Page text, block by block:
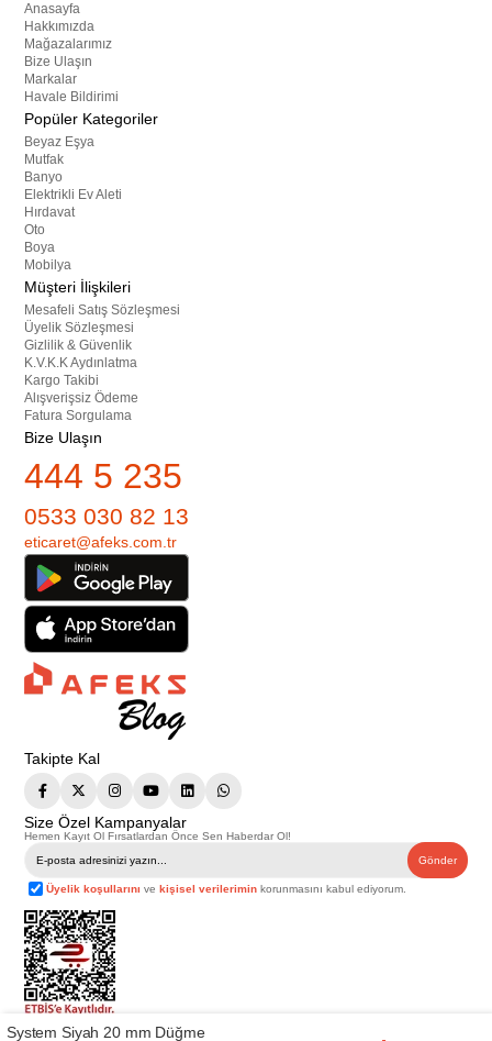
Anasayfa
Hakkımızda
Mağazalarımız
Bize Ulaşın
Markalar
Havale Bildirimi
Popüler Kategoriler
Beyaz Eşya
Mutfak
Banyo
Elektrikli Ev Aleti
Hırdavat
Oto
Boya
Mobilya
Müşteri İlişkileri
Mesafeli Satış Sözleşmesi
Üyelik Sözleşmesi
Gizlilik & Güvenlik
K.V.K.K Aydınlatma
Kargo Takibi
Alışverişsiz Ödeme
Fatura Sorgulama
Bize Ulaşın
444 5 235
0533 030 82 13
eticaret@afeks.com.tr
Takipte Kal
Size Özel Kampanyalar
Hemen Kayıt Ol Fırsatlardan Önce Sen Haberdar Ol!
Gönder
Üyelik koşullarını vekişisel verilerimin korunmasını kabul ediyorum.
System Siyah 20 mm Düğme